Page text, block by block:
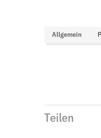
Allgemein
Teilen